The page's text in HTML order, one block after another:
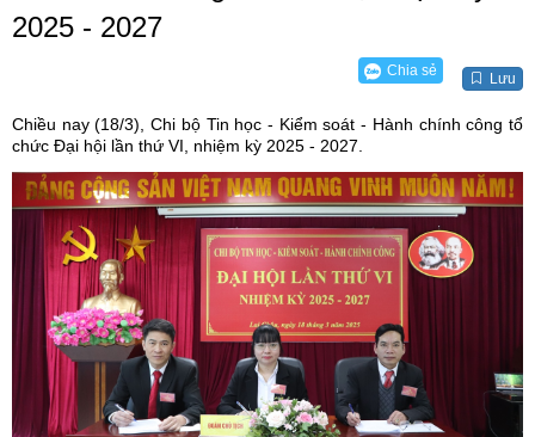
2025 - 2027
Chia sẻ Lưu
Chiều nay (18/3), Chi bộ Tin học - Kiểm soát - Hành chính công tổ
chức Đại hội lần thứ VI, nhiệm kỳ 2025 - 2027.